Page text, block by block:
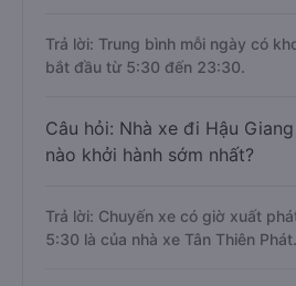
Trả lời: Trung bình mỗi ngày có
bắt đầu từ 5:30 đến 23:30.
Câu hỏi: Nhà xe đi Hậu
nào khởi hành sớm nhất?
Trả lời: Chuyến xe có giờ xuất
5:30 là của nhà xe Tân Thiên Phát.